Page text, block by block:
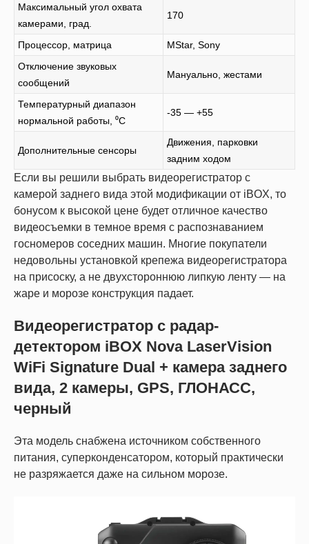
Максимальный угол охвата
камерами, град.
170
Процессор, матрица
MStar, Sony
Отключение звуковых
сообщений
Мануально, жестами
Температурный диапазон
нормальной работы, ⁰С
-35 — +55
Дополнительные сенсоры
Движения, парковки
задним ходом
Если вы решили выбрать видеорегистратор с
камерой заднего вида этой модификации от iBOX, то
бонусом к высокой цене будет отличное качество
видеосъемки в темное время с распознаванием
госномеров соседних машин. Многие покупатели
недовольны установкой крепежа видеорегистратора
на присоску, а не двухстороннюю липкую ленту — на
жаре и морозе конструкция падает.
Видеорегистратор с радар-
детектором iBOX Nova LaserVision
WiFi Signature Dual + камера заднего
вида, 2 камеры, GPS, ГЛОНАСС,
черный
Эта модель снабжена источником собственного
питания, суперконденсатором, который практически
не разряжается даже на сильном морозе.